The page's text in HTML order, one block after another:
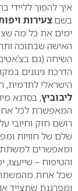
איך להפוך
בשםצעירות
ימים את כל מה
האישה שבתוכה
השיחה (גם
הדרכת גינונים
הישראלי לתדמית,
ליבוביץ, בסדנא
המאפשרת לכל אחת
רושם חזק וחיובי
שלם של חוויות
ומאפשרים
והטיפוח – שייעצו,
שכל אחת
ומפרגנת שתצייד